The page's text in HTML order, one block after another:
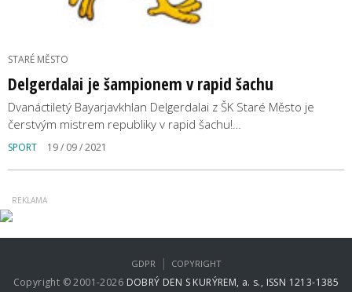
STARÉ MĚSTO
Delgerdalai je šampionem v rapid šachu
Dvanáctiletý Bayarjavkhlan Delgerdalai z ŠK Staré Město je
čerstvým mistrem republiky v rapid šachu!…
SPORT 19 / 09 / 2021
Copyright © 2001-2026 DOBRÝ DEN S KURÝREM, a. s., ISSN 1213-1385
GDPR | COPYRIGHT